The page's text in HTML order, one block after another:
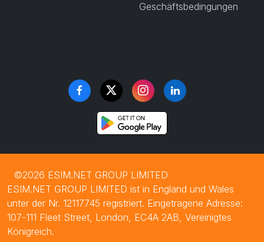
Geschäftsbedingungen
©2026 ESIM.NET GROUP LIMITED
ESIM.NET GROUP LIMITED ist in England und Wales
unter der Nr. 12117745 registriert. Eingetragene Adresse:
107-111 Fleet Street, London, EC4A 2AB, Vereinigtes
Königreich.